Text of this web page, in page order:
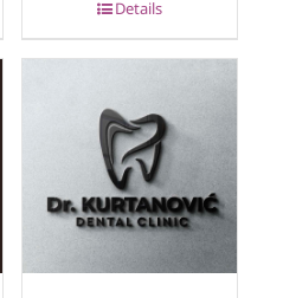
Details